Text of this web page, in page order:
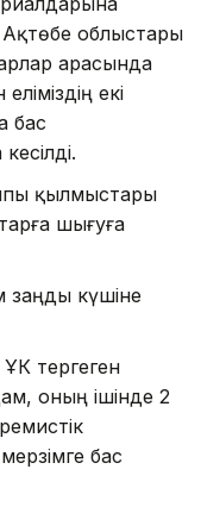
облыстары
арасында
екі
бас
қылмыстары
шығуға
заңды күшіне
тергеген
оның ішінде 2
бас